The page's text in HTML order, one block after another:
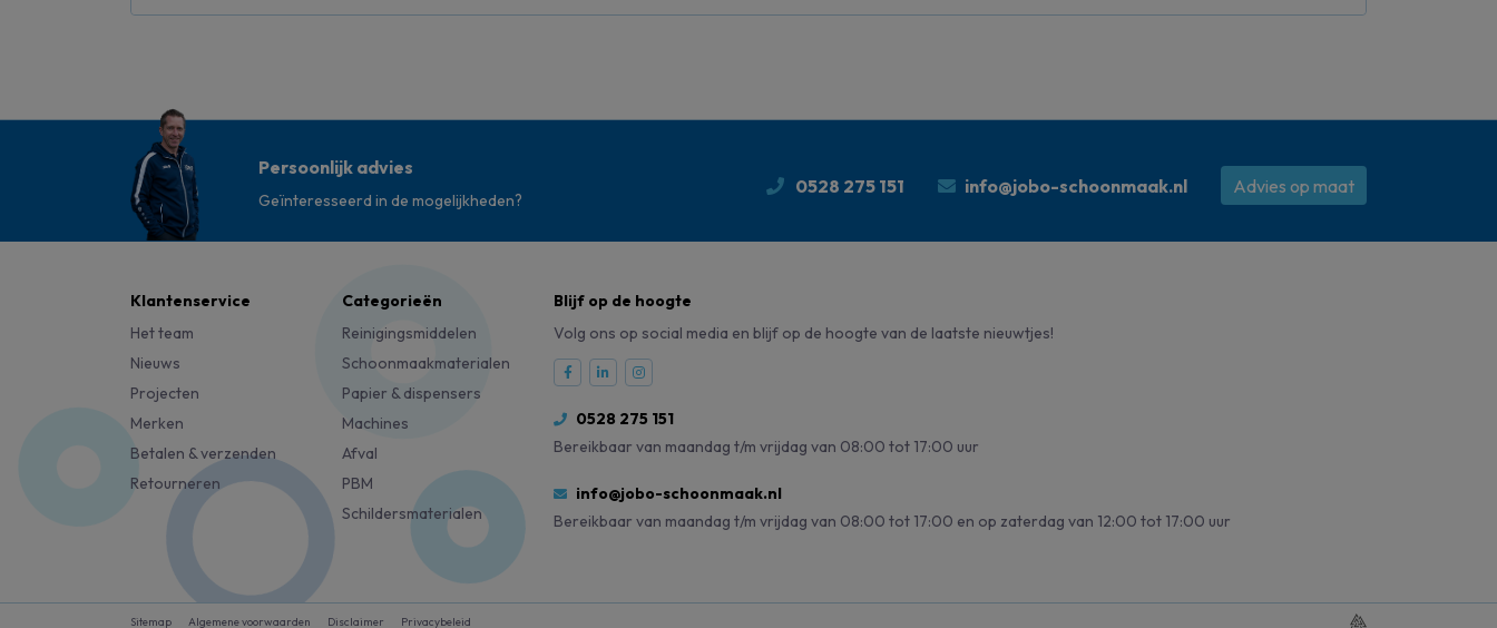
Persoonlijk advies
Geïnteresseerd in de mogelijkheden?
0528 275 151 info@jobo-schoonmaak.nl Advies op maat
Klantenservice
Het team
Nieuws
Projecten
Merken
Betalen & verzenden
Retourneren
Categorieën
Reinigingsmiddelen
Schoonmaakmaterialen
Papier & dispensers
Machines
Afval
PBM
Schildersmaterialen
Blijf op de hoogte
Volg ons op social media en blijf op de hoogte van de laatste nieuwtjes!
0528 275 151
Bereikbaar van maandag t/m vrijdag van 08:00 tot 17:00 uur
info@jobo-schoonmaak.nl
Bereikbaar van maandag t/m vrijdag van 08:00 tot 17:00 en op zaterdag van 12:00 tot 17:00 uur
Sitemap Algemene voorwaarden Disclaimer Privacybeleid